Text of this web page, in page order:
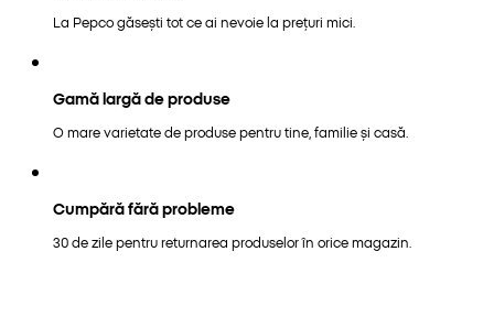
La Pepco găsești tot ce ai nevoie la prețuri mici.
Gamă largă de produse
O mare varietate de produse pentru tine, familie și casă.
Cumpără fără probleme
30 de zile pentru returnarea produselor în orice magazin.